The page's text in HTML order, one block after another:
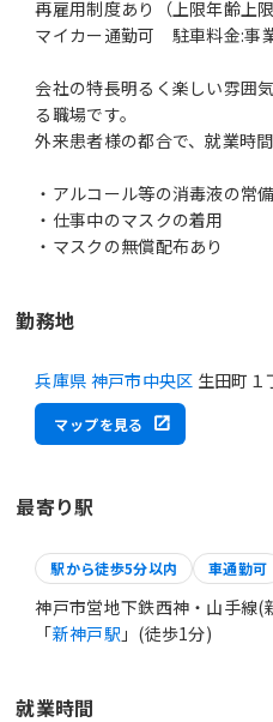
再雇用制度あり（上限年齢上限
マイカー通勤可 駐車料金:事
会社の特長明るく楽しい雰囲
る職場です。
外来患者様の都合で、就業時
・アルコール等の消毒液の常備
・仕事中のマスクの着用
・マスクの無償配布あり
勤務地
兵庫県 神戸市中央区 生田町
マップを見る
最寄り駅
駅から徒歩5分以内 車通勤可
神戸市営地下鉄西神・山手線
「新神戸駅 」(徒歩1分)
就業時間